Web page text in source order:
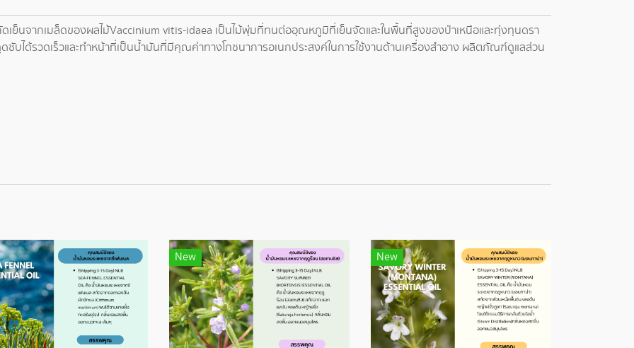
ย็นจากเมล็ดของผลไม้Vaccinium vitis-idaea เป็นไม้พุ่มที่ทนต่ออุณหภูมิที่เย็นจัดและในพื้นที่สูงของป่าเหนือและทุ่งทุนดรา
บได้รวดเร็วและทำหน้าที่เป็นน้ำมันที่มีคุณค่าทางโภชนาการอเนกประสงค์ในการใช้งานด้านเครื่องสำอาง ผลิตภัณฑ์ดูแลส่วน
New New